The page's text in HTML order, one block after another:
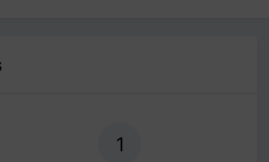
1